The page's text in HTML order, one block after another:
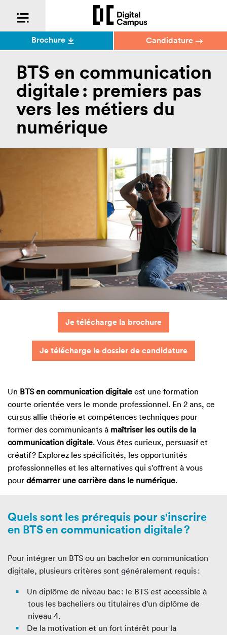
BTS en communication
digitale : premiers pas
vers les métiers du
numérique
Je télécharge la brochure
Je télécharge le dossier de candidature
Un BTS en communication digitale est une formation
courte orientée vers le monde professionnel. En 2 ans, ce
cursus allie théorie et compétences techniques pour
former des communicants à maîtriser les outils de la
communication digitale. Vous êtes curieux, persuasif et
créatif ? Explorez les spécificités, les opportunités
professionnelles et les alternatives qui s'offrent à vous
pour démarrer une carrière dans le numérique.
Quels sont les prérequis pour s'inscrire
en BTS en communication digitale ?
Pour intégrer un BTS ou un bachelor en communication
digitale, plusieurs critères sont généralement requis :
Un diplôme de niveau bac : le BTS est accessible à
tous les bacheliers ou titulaires d'un diplôme de
niveau 4.
De la motivation et un fort intérêt pour la
Brochure Candidature